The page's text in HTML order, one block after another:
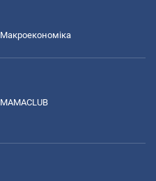
Макроекономіка
MAMACLUB